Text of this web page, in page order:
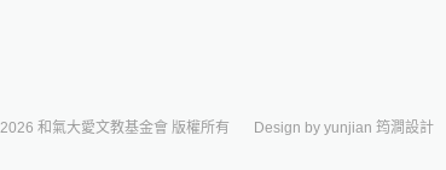
和氣大愛文教基金會 版權所有 Design by yunjian 筠澗設計